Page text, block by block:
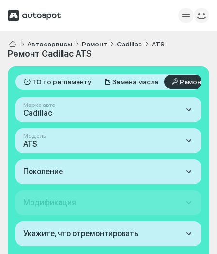
Автосервисы Ремонт Cadillac ATS
Ремонт Cadillac ATS
ТО по регламенту Замена масла Ремонт
Марка авто
Cadillac
Модель
ATS
Поколение
Модификация
Укажите, что отремонтировать